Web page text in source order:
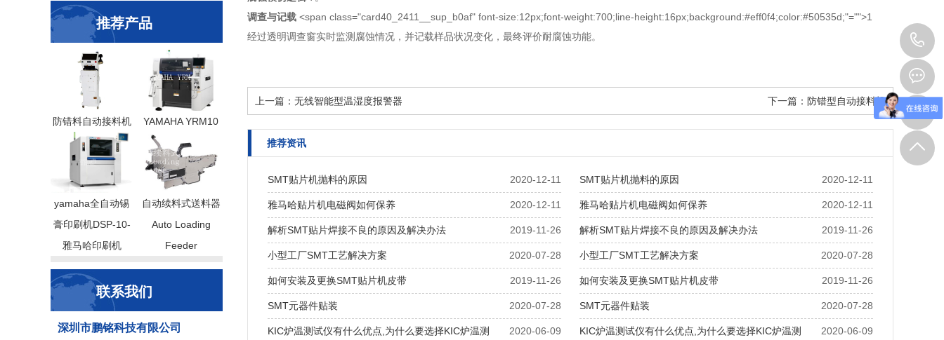
推荐产品
防错料自动接料机 YAMAHA YRM10
yamaha全自动锡
膏印刷机DSP-10-
雅马哈印刷机
自动续料式送料器
Auto Loading
Feeder
联系我们
深圳市鹏铭科技有限公司
调查与记载 <span class="card40_2411__sup_b0af" font-size:12px;font-weight:700;line-height:16px;background:#eff0f4;color:#50535d;"="">1
经过透明调查窗实时监测腐蚀情况，并记载样品状况变化，最终评价耐腐蚀功能。
上一篇： 无线智能型温湿度报警器 下一篇： 防错型自动接料机
推荐资讯
2020-12-11
SMT贴片机抛料的原因 2020-12-11
SMT贴片机抛料的原因
2020-12-11
雅马哈贴片机电磁阀如何保养 2020-12-11
雅马哈贴片机电磁阀如何保养
2019-11-26
解析SMT贴片焊接不良的原因及解决办法 2019-11-26
解析SMT贴片焊接不良的原因及解决办法
2020-07-28
小型工厂SMT工艺解决方案 2020-07-28
小型工厂SMT工艺解决方案
2019-11-26
如何安装及更换SMT贴片机皮带 2019-11-26
如何安装及更换SMT贴片机皮带
2020-07-28
SMT元器件贴装 2020-07-28
SMT元器件贴装
2020-06-09
KIC炉温测试仪有什么优点,为什么要选择KIC炉温测 2020-06-09
KIC炉温测试仪有什么优点,为什么要选择KIC炉温测